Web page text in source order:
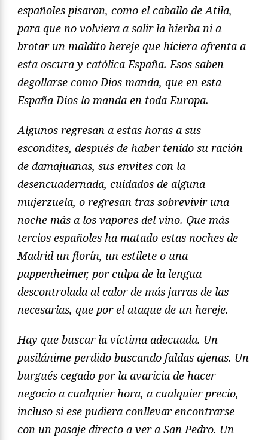
españoles pisaron, como el caballo de Atila,
para que no volviera a salir la hierba ni a
brotar un maldito hereje que hiciera afrenta a
esta oscura y católica España. Esos saben
degollarse como Dios manda, que en esta
España Dios lo manda en toda Europa.
Algunos regresan a estas horas a sus
escondites, después de haber tenido su ración
de damajuanas, sus envites con la
desencuadernada, cuidados de alguna
mujerzuela, o regresan tras sobrevivir una
noche más a los vapores del vino. Que más
tercios españoles ha matado estas noches de
Madrid un florín, un estilete o una
pappenheimer, por culpa de la lengua
descontrolada al calor de más jarras de las
necesarias, que por el ataque de un hereje.
Hay que buscar la víctima adecuada. Un
pusilánime perdido buscando faldas ajenas. Un
burgués cegado por la avaricia de hacer
negocio a cualquier hora, a cualquier precio,
incluso si ese pudiera conllevar encontrarse
con un pasaje directo a ver a San Pedro. Un